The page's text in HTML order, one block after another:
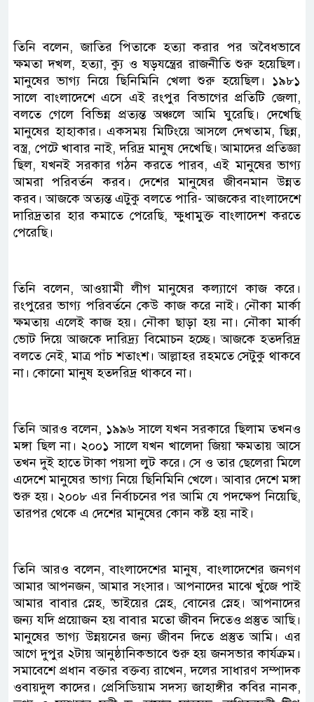
তিনি বলেন, জাতির পিতাকে হত্যা করার পর অবৈধভাবে
ক্ষমতা দখল, হত্যা, ক্যু ও ষড়যন্ত্রের রাজনীতি শুরু হয়েছিল।
মানুষের ভাগ্য নিয়ে ছিনিমিনি খেলা শুরু হয়েছিল। ১৯৮১
সালে বাংলাদেশে এসে এই রংপুর বিভাগের প্রতিটি জেলা,
বলতে গেলে বিভিন্ন প্রত্যন্ত অঞ্চলে আমি ঘুরেছি। দেখেছি
মানুষের হাহাকার। একসময় মিটিংয়ে আসলে দেখতাম, ছিন্ন,
বস্ত্র, পেটে খাবার নাই, দরিদ্র মানুষ দেখেছি। আমাদের প্রতিজ্ঞা
ছিল, যখনই সরকার গঠন করতে পারব, এই মানুষের ভাগ্য
আমরা পরিবর্তন করব। দেশের মানুষের জীবনমান উন্নত
করব। আজকে অত্যন্ত এটুকু বলতে পারি- আজকের বাংলাদেশে
দারিদ্রতার হার কমাতে পেরেছি, ক্ষুধামুক্ত বাংলাদেশ করতে
পেরেছি।
তিনি বলেন, আওয়ামী লীগ মানুষের কল্যাণে কাজ করে।
রংপুরের ভাগ্য পরিবর্তনে কেউ কাজ করে নাই। নৌকা মার্কা
ক্ষমতায় এলেই কাজ হয়। নৌকা ছাড়া হয় না। নৌকা মার্কা
ভোট দিয়ে আজকে দারিদ্র্য বিমোচন হচ্ছে। আজকে হতদরিদ্র
বলতে নেই, মাত্র পাঁচ শতাংশ। আল্লাহর রহমতে সেটুকু থাকবে
না। কোনো মানুষ হতদরিদ্র থাকবে না।
তিনি আরও বলেন, ১৯৯৬ সালে যখন সরকারে ছিলাম তখনও
মঙ্গা ছিল না। ২০০১ সালে যখন খালেদা জিয়া ক্ষমতায় আসে
তখন দুই হাতে টাকা পয়সা লুট করে। সে ও তার ছেলেরা মিলে
এদেশে মানুষের ভাগ্য নিয়ে ছিনিমিনি খেলে। আবার দেশে মঙ্গা
শুরু হয়। ২০০৮ এর নির্বাচনের পর আমি যে পদক্ষেপ নিয়েছি,
তারপর থেকে এ দেশের মানুষের কোন কষ্ট হয় নাই।
তিনি আরও বলেন, বাংলাদেশের মানুষ, বাংলাদেশের জনগণ
আমার আপনজন, আমার সংসার। আপনাদের মাঝে খুঁজে পাই
আমার বাবার স্নেহ, ভাইয়ের স্নেহ, বোনের স্নেহ। আপনাদের
জন্য যদি প্রয়োজন হয় বাবার মতো জীবন দিতেও প্রস্তুত আছি।
মানুষের ভাগ্য উন্নয়নের জন্য জীবন দিতে প্রস্তুত আমি। এর
আগে দুপুর ২টায় আনুষ্ঠানিকভাবে শুরু হয় জনসভার কার্যক্রম।
সমাবেশে প্রধান বক্তার বক্তব্য রাখেন, দলের সাধারণ সম্পাদক
ওবায়দুল কাদের। প্রেসিডিয়াম সদস্য জাহাঙ্গীর কবির নানক,